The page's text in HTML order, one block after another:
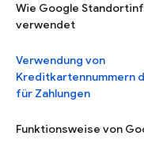
Wie Google
verwendet
Verwendung von
Kreditkartennummern
für Zahlungen
Funktionsweise von